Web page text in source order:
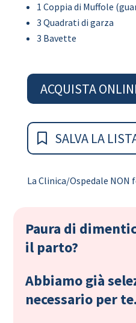
1 Coppia di Muffole
3 Quadrati di garza
3 Bavette
ACQUISTA
SALVA LA
La Clinica/Ospedale NON
Paura di
il parto?
Abbiamo già
necessario per te.